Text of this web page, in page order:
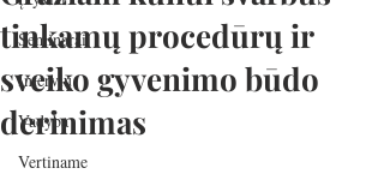
Seminarai
Interviu
Vadyba
Vertiname
tinkamų procedūrų ir
sveiko gyvenimo būdo
derinimas